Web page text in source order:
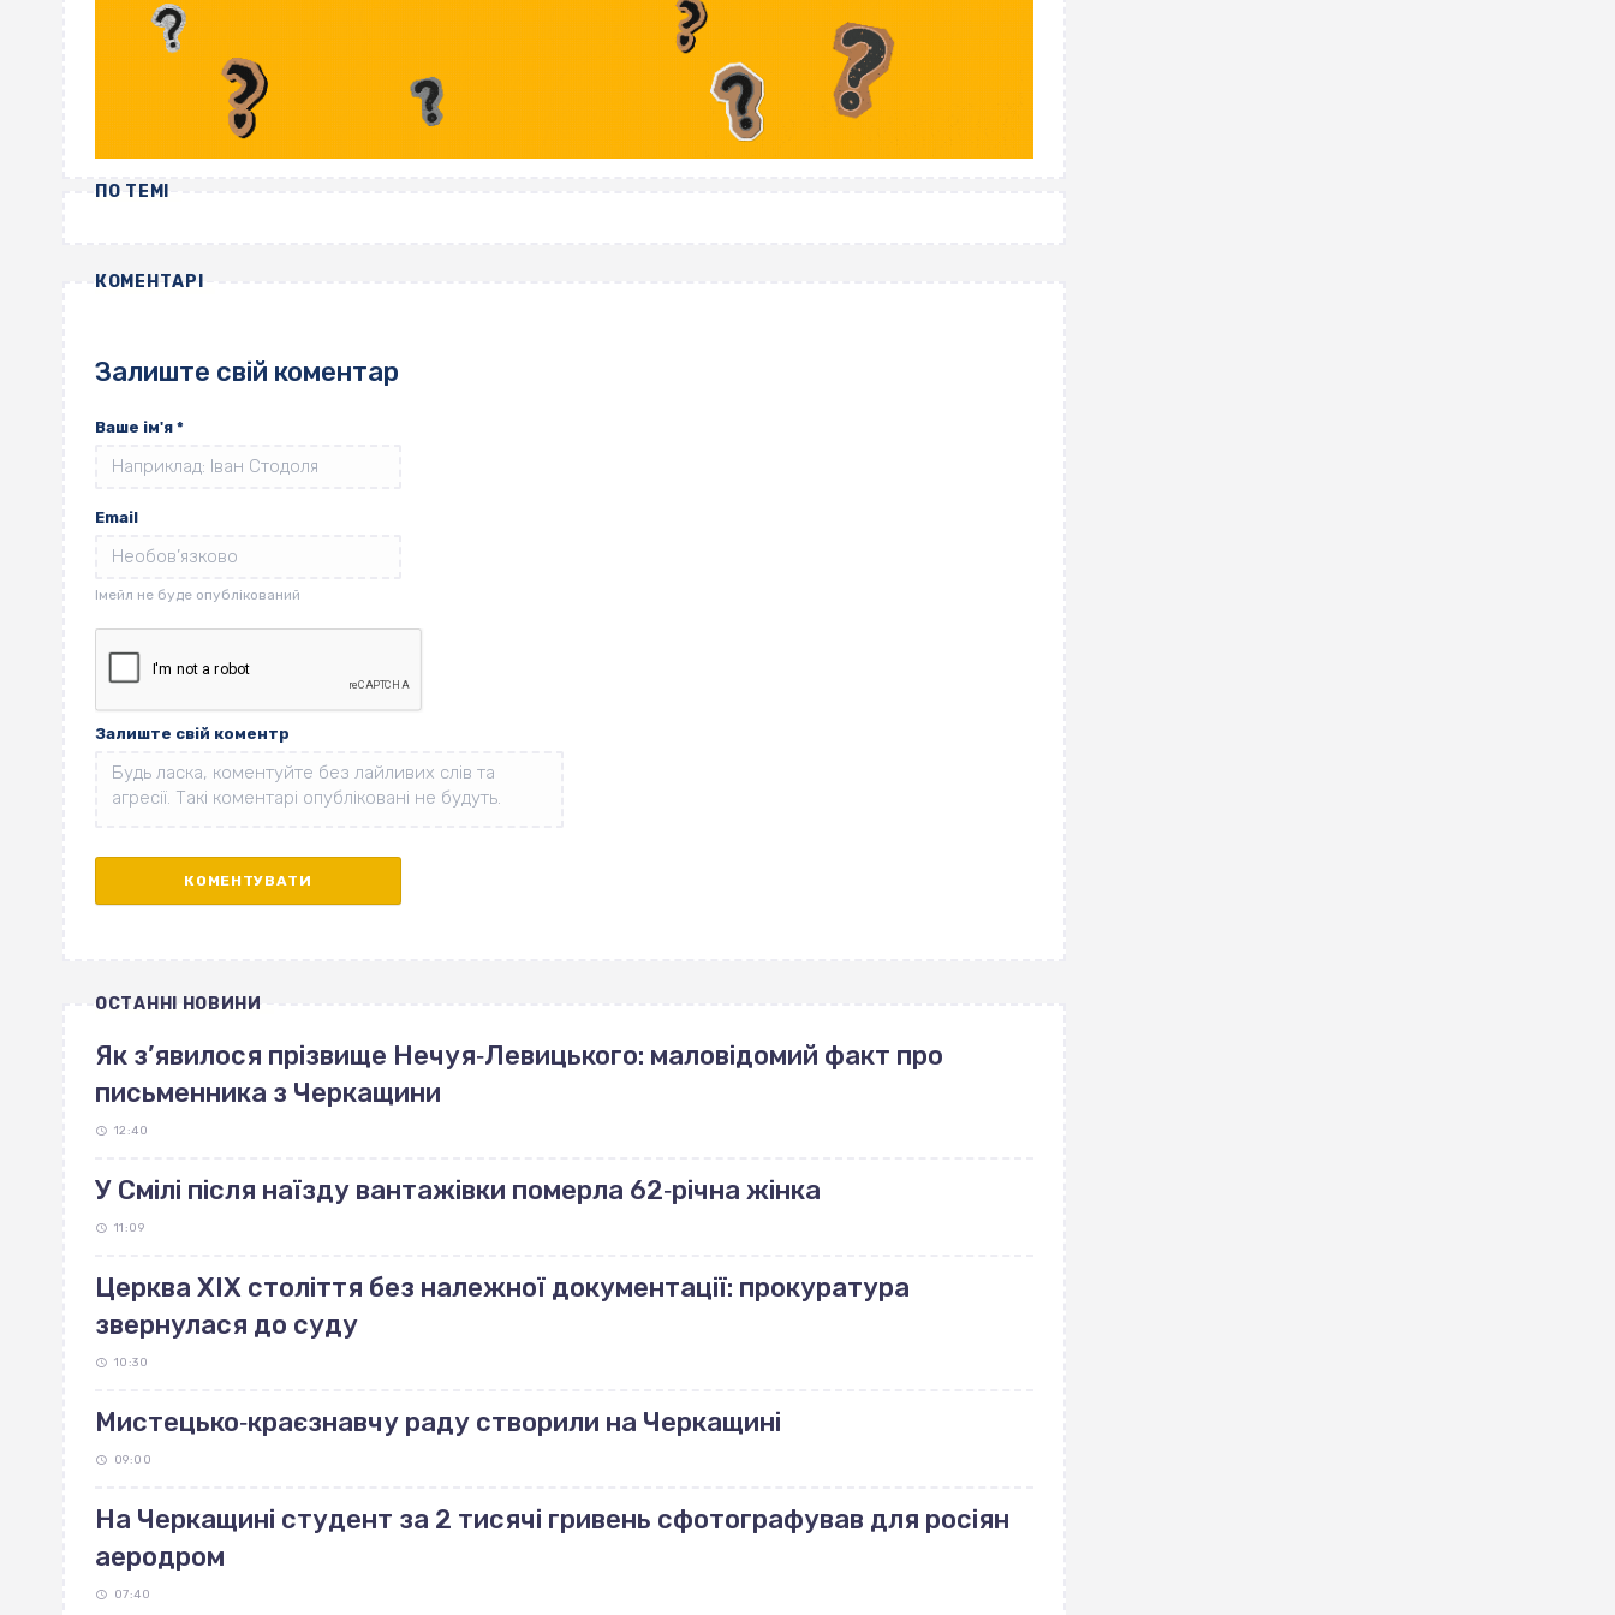
ПО ТЕМІ
КОМЕНТАРІ
Залиште свій коментар
Ваше ім'я *
Email
Залиште свій коментр
ОСТАННІ НОВИНИ
Як з’явилося прізвище Нечуя‐Левицького: маловідомий факт про
письменника з Черкащини
12:40
У Смілі після наїзду вантажівки померла 62‐річна жінка
11:09
Церква ХІХ століття без належної документації: прокуратура
звернулася до суду
10:30
Мистецько‐краєзнавчу раду створили на Черкащині
09:00
На Черкащині студент за 2 тисячі гривень сфотографував для росіян
аеродром
07:40